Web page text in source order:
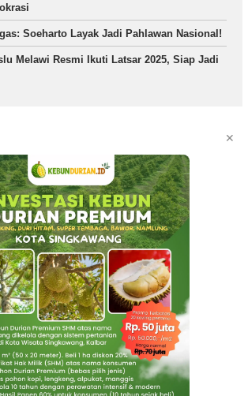
Soeharto Layak Jadi Pahlawan Nasional!
Melawi Resmi Ikuti Latsar 2025, Siap Jadi
✕